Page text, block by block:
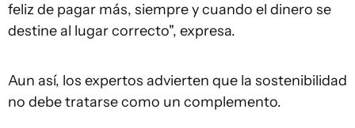
feliz de pagar más, siempre y cuando el dinero se
destine al lugar correcto", expresa.
Aun así, los expertos advierten que la sostenibilidad
no debe tratarse como un complemento.